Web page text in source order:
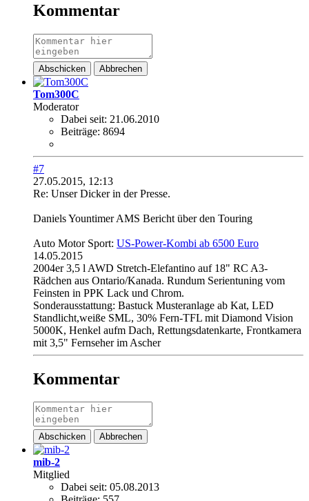
Kommentar
Abschicken Abbrechen
Tom300C
Moderator
Dabei seit: 21.06.2010
Beiträge: 8694
#7
27.05.2015, 12:13
Re: Unser Dicker in der Presse.
Daniels Yountimer AMS Bericht über den Touring
Auto Motor Sport: US-Power-Kombi ab 6500 Euro
14.05.2015
2004er 3,5 l AWD Stretch-Elefantino auf 18" RC A3-
Rädchen aus Ontario/Kanada. Rundum Serientuning vom
Feinsten in PPK Lack und Chrom.
Sonderausstattung: Bastuck Musteranlage ab Kat, LED
Standlicht,weiße SML, 30% Fern-TFL mit Diamond Vision
5000K, Henkel aufm Dach, Rettungsdatenkarte, Frontkamera
mit 3,5" Fernseher im Ascher
Kommentar
Abschicken Abbrechen
mib-2
Mitglied
Dabei seit: 05.08.2013